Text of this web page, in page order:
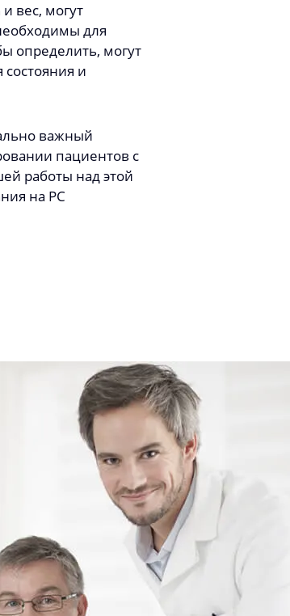
вес, могут
для
определить, могут
и
важный
пациентов с
работы над этой
на РС